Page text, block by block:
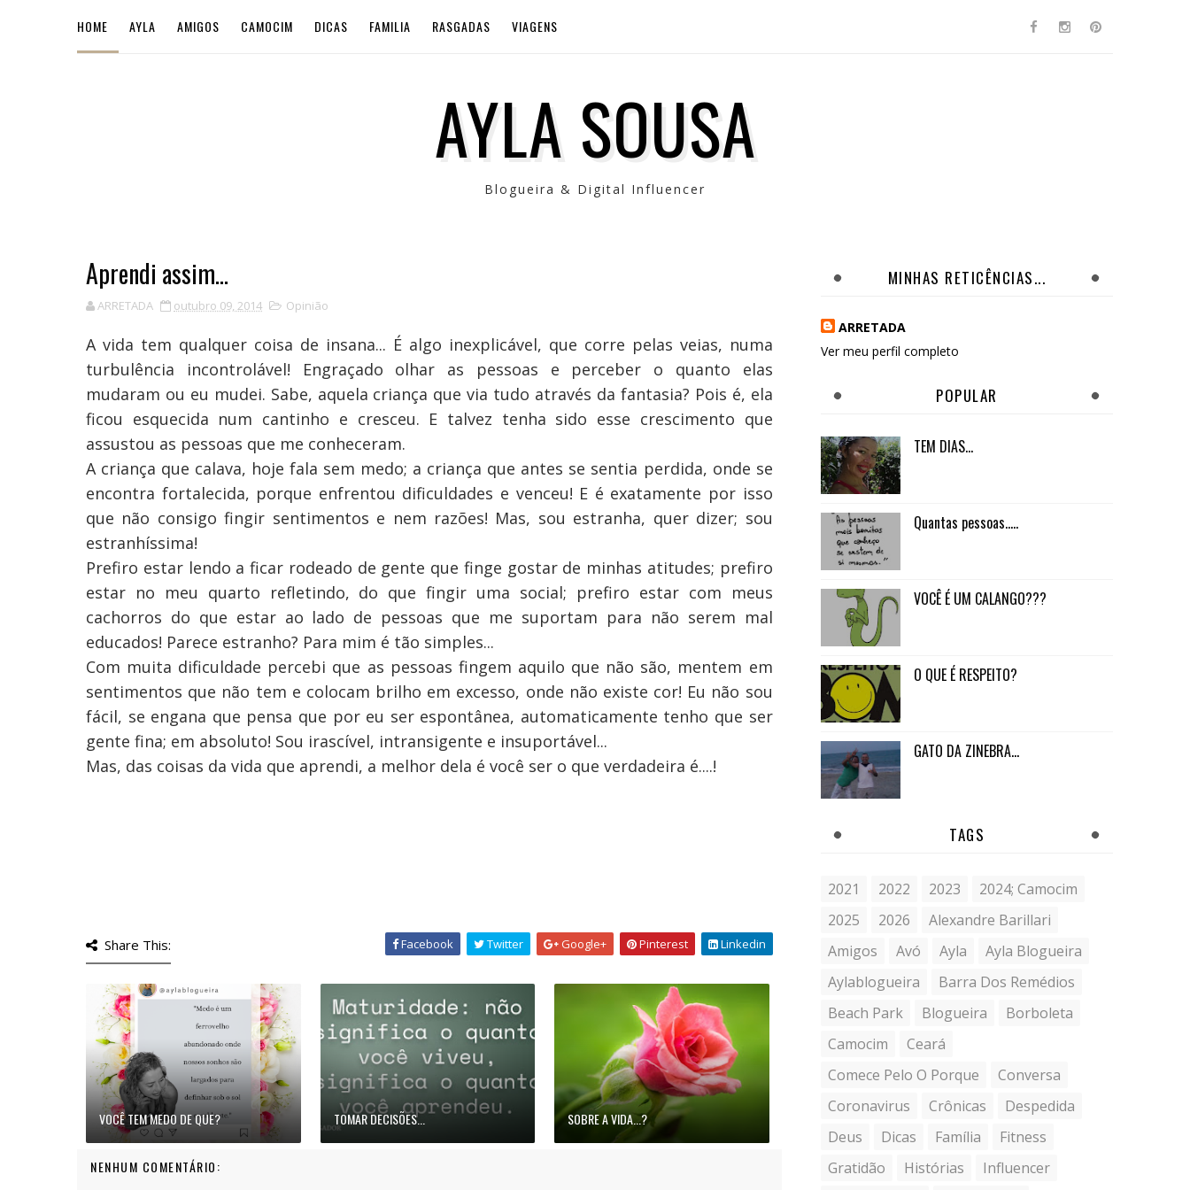
HOME AYLA AMIGOS CAMOCIM DICAS FAMILIA RASGADAS VIAGENS
AYLA SOUSA
Blogueira & Digital Influencer
Aprendi assim...
ARRETADA outubro 09, 2014 Opinião
A vida tem qualquer coisa de insana... É algo inexplicável, que corre pelas veias, numa
turbulência incontrolável! Engraçado olhar as pessoas e perceber o quanto elas
mudaram ou eu mudei. Sabe, aquela criança que via tudo através da fantasia? Pois é, ela
ficou esquecida num cantinho e cresceu. E talvez tenha sido esse crescimento que
assustou as pessoas que me conheceram.
A criança que calava, hoje fala sem medo; a criança que antes se sentia perdida, onde se
encontra fortalecida, porque enfrentou dificuldades e venceu! E é exatamente por isso
que não consigo fingir sentimentos e nem razões! Mas, sou estranha, quer dizer; sou
estranhíssima!
Prefiro estar lendo a ficar rodeado de gente que finge gostar de minhas atitudes; prefiro
estar no meu quarto refletindo, do que fingir uma social; prefiro estar com meus
cachorros do que estar ao lado de pessoas que me suportam para não serem mal
educados! Parece estranho? Para mim é tão simples...
Com muita dificuldade percebi que as pessoas fingem aquilo que não são, mentem em
sentimentos que não tem e colocam brilho em excesso, onde não existe cor! Eu não sou
fácil, se engana que pensa que por eu ser espontânea, automaticamente tenho que ser
gente fina; em absoluto! Sou irascível, intransigente e insuportável...
Mas, das coisas da vida que aprendi, a melhor dela é você ser o que verdadeira é....!
Share This: Facebook Twitter Google+ Pinterest Linkedin
VOCÊ TEM MEDO DE QUE? TOMAR DECISÕES... SOBRE A VIDA...?
NENHUM COMENTÁRIO:
MINHAS RETICÊNCIAS...
ARRETADA
Ver meu perfil completo
POPULAR
TEM DIAS...
Quantas pessoas.....
VOCÊ É UM CALANGO???
O QUE É RESPEITO?
GATO DA ZINEBRA...
TAGS
2021 2022 2023
2024; Camocim
2025
2026
Alexandre Barillari
Amigos
Avó Ayla
Ayla Blogueira
Aylablogueira
Barra Dos Remédios
Beach Park
Blogueira
Borboleta
Camocim
Ceará
Comece Pelo O Porque
Conversa
Coronavirus
Crônicas
Despedida
Deus
Dicas Família
Fitness
Gratidão
Histórias
Influencer